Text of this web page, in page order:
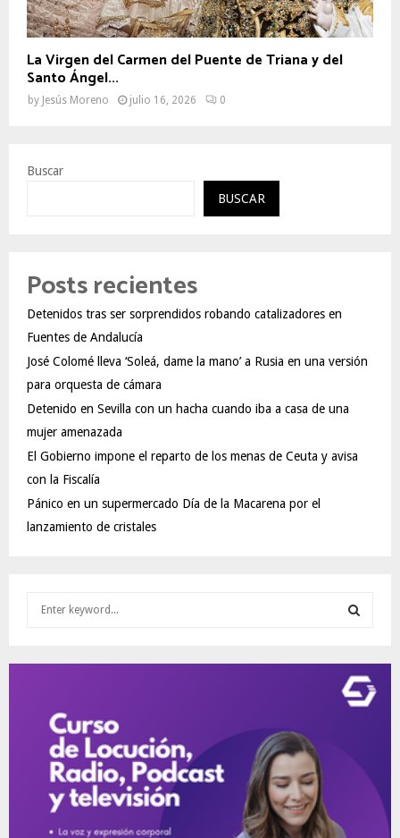
La Virgen del Carmen del Puente de Triana y del
Santo Ángel...
by Jesús Moreno julio 16, 2026 0
Buscar
BUSCAR
Posts recientes
Detenidos tras ser sorprendidos robando catalizadores en
Fuentes de Andalucía
José Colomé lleva ‘Soleá, dame la mano’ a Rusia en una versión
para orquesta de cámara
Detenido en Sevilla con un hacha cuando iba a casa de una
mujer amenazada
El Gobierno impone el reparto de los menas de Ceuta y avisa
con la Fiscalía
Pánico en un supermercado Día de la Macarena por el
lanzamiento de cristales
E